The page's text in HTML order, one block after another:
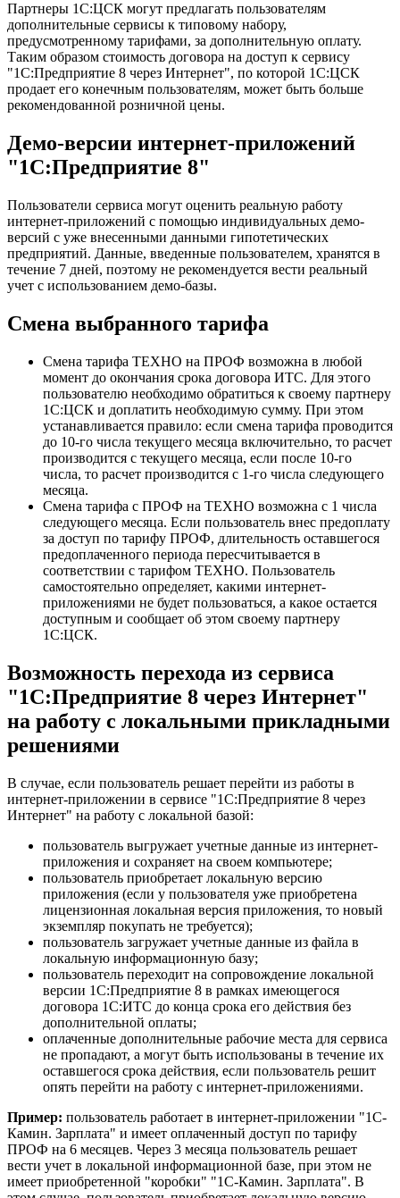
Партнеры 1С:ЦСК могут предлагать пользователям
дополнительные сервисы к типовому набору,
предусмотренному тарифами, за дополнительную оплату.
Таким образом стоимость договора на доступ к сервису
"1С:Предприятие 8 через Интернет", по которой 1С:ЦСК
продает его конечным пользователям, может быть больше
рекомендованной розничной цены.
Демо-версии интернет-приложений
"1С:Предприятие 8"
Пользователи сервиса могут оценить реальную работу
интернет-приложений с помощью индивидуальных демо-
версий с уже внесенными данными гипотетических
предприятий. Данные, введенные пользователем, хранятся в
течение 7 дней, поэтому не рекомендуется вести реальный
учет с использованием демо-базы.
Смена выбранного тарифа
Смена тарифа ТЕХНО на ПРОФ возможна в любой
момент до окончания срока договора ИТС. Для этого
пользователю необходимо обратиться к своему партнеру
1С:ЦСК и доплатить необходимую сумму. При этом
устанавливается правило: если смена тарифа проводится
до 10-го числа текущего месяца включительно, то расчет
производится с текущего месяца, если после 10-го
числа, то расчет производится с 1-го числа следующего
месяца.
Смена тарифа с ПРОФ на ТЕХНО возможна с 1 числа
следующего месяца. Если пользователь внес предоплату
за доступ по тарифу ПРОФ, длительность оставшегося
предоплаченного периода пересчитывается в
соответствии с тарифом ТЕХНО. Пользователь
самостоятельно определяет, какими интернет-
приложениями не будет пользоваться, а какое остается
доступным и сообщает об этом своему партнеру
1С:ЦСК.
Возможность перехода из сервиса
"1С:Предприятие 8 через Интернет"
на работу с локальными прикладными
решениями
В случае, если пользователь решает перейти из работы в
интернет-приложении в сервисе "1С:Предприятие 8 через
Интернет" на работу с локальной базой:
пользователь выгружает учетные данные из интернет-
приложения и сохраняет на своем компьютере;
пользователь приобретает локальную версию
приложения (если у пользователя уже приобретена
лицензионная локальная версия приложения, то новый
экземпляр покупать не требуется);
пользователь загружает учетные данные из файла в
локальную информационную базу;
пользователь переходит на сопровождение локальной
версии 1С:Предприятие 8 в рамках имеющегося
договора 1С:ИТС до конца срока его действия без
дополнительной оплаты;
оплаченные дополнительные рабочие места для сервиса
не пропадают, а могут быть использованы в течение их
оставшегося срока действия, если пользователь решит
опять перейти на работу с интернет-приложениями.
Пример: пользователь работает в интернет-приложении "1С-
Камин. Зарплата" и имеет оплаченный доступ по тарифу
ПРОФ на 6 месяцев. Через 3 месяца пользователь решает
вести учет в локальной информационной базе, при этом не
имеет приобретенной "коробки" "1С-Камин. Зарплата". В